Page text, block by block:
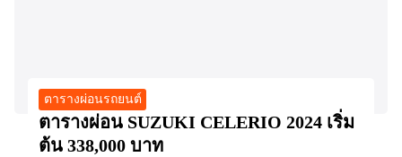
ตารางผ่อนรถยนต์
ตารางผ่อน SUZUKI CELERIO 2024 เริ่ม
ต้น 338,000 บาท